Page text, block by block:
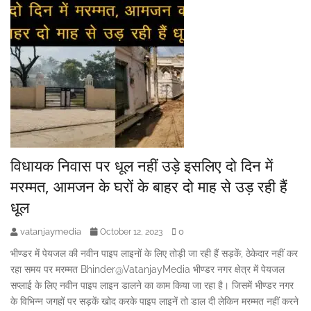
विधायक निवास पर धूल नहीं उड़े इसलिए दो दिन में
मरम्मत, आमजन के घरों के बाहर दो माह से उड़ रही हैं
धूल
vatanjaymedia October 12, 2023 0
भीण्डर में पेयजल की नवीन पाइप लाइनों के लिए तोड़ी जा रही हैं सड़कें, ठेकेदार नहीं कर
रहा समय पर मरम्मत Bhinder@VatanjayMedia भीण्डर नगर क्षेत्र में पेयजल
सप्लाई के लिए नवीन पाइप लाइन डालने का काम किया जा रहा है। जिसमें भीण्डर नगर
के विभिन्न जगहों पर सड़कें खोद करके पाइप लाइनें तो डाल दी लेकिन मरम्मत नहीं करने